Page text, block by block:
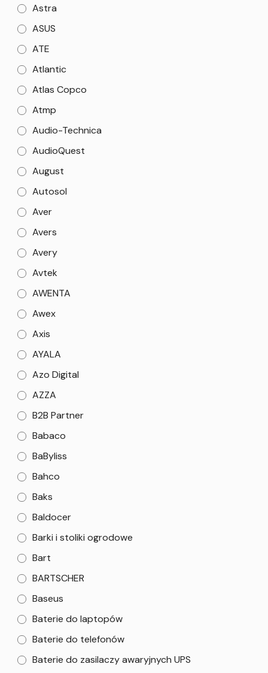
Astra
ASUS
ATE
Atlantic
Atlas Copco
Atmp
Audio-Technica
AudioQuest
August
Autosol
Aver
Avers
Avery
Avtek
AWENTA
Awex
Axis
AYALA
Azo Digital
AZZA
B2B Partner
Babaco
BaByliss
Bahco
Baks
Baldocer
Barki i stoliki ogrodowe
Bart
BARTSCHER
Baseus
Baterie do laptopów
Baterie do telefonów
Baterie do zasilaczy awaryjnych UPS